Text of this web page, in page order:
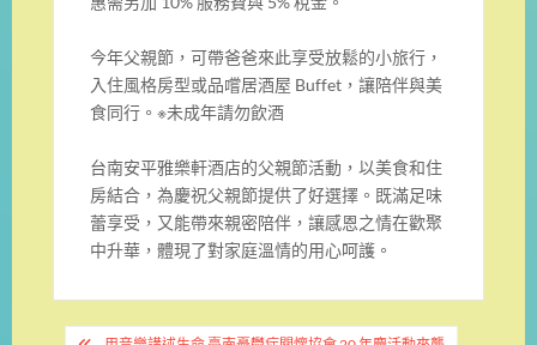
今年父親節，可帶爸爸來此享受放鬆的小旅行，
入住風格房型或品嚐居酒屋 Buffet，讓陪伴與美
食同行。※未成年請勿飲酒
台南安平雅樂軒酒店的父親節活動，以美食和住
房結合，為慶祝父親節提供了好選擇。既滿足味
蕾享受，又能帶來親密陪伴，讓感恩之情在歡聚
中升華，體現了對家庭溫情的用心呵護。